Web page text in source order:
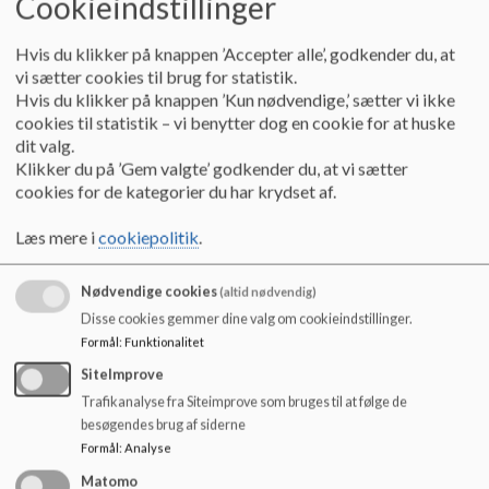
HSO er en tværfaglig uddannelse, der er udviklet af Vejle
Kommunes SSP-team. Formålet med uddannelsen er at give
fagprofessionelle en helhedsorienteret tilgang til den
generelle forebyggelse mod blandt andet mistrivsel og
fravær. Uddannelsen bygger på den svenske professor Per-
Olaf Wikströms teori om situationsbestemt handling.
I Vejle Kommune har over 500 fagprofessionelle gennemført
uddannelsen, hvilket giver en stor fælles viden om, hvordan vi
for normalsamfundet.
På Firehøjeskolen har alle vores medarbejdere gennemført
den tværfaglige uddannelse. Vi har derfor en fælles
forståelsesramme og tilgang i vores arbejde med eleverne. At
vi alle arbejder med udgangspunkt i HSO betyder, vi bedre
kan understøtte børnenes læring, trivsel og dannelse. Det kan
vi virkelig mærke effekten af på alle vores elever - og særligt
de elever, der har brug for lidt ekstra.
Eleverne på Firehøjeskolen er helt med på, hvad HSO er og
arbejder med det på forskellig vis afhængig af, hvilken
Hvis du klikker på knappen ’Accepter alle’, godkender du, at
vi sætter cookies til brug for statistik.
Hvis du klikker på knappen ’Kun nødvendige,’ sætter vi ikke
cookies til statistik – vi benytter dog en cookie for at huske
dit valg.
Klikker du på ’Gem valgte’ godkender du, at vi sætter
cookies for de kategorier du har krydset af.
Læs mere icookiepolitik.
Nødvendige cookies(altid nødvendig)
Disse cookies gemmer dine valg om cookieindstillinger.
Formål: Funktionalitet
SiteImprove
Trafikanalyse fra Siteimprove som bruges til at følge de
besøgendes brug af siderne
Formål : Analyse
Matomo